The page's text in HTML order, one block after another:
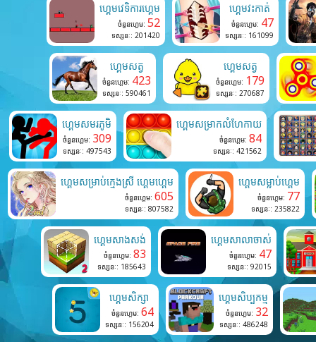
ហ្គេមវេទិការហ្គេម
ចំនួនហ្គេម: 52
ទស្សនៈ: 201420
ហ្គេមវះកាត់
ចំនួនហ្គេម: 47
ទស្សនៈ: 161099
ហ្គេមសត្វ
ចំនួនហ្គេម: 423
ទស្សនៈ: 590461
ហ្គេមសត្វ
ចំនួនហ្គេម: 179
ទស្សនៈ: 270687
ហ្គេមសមរភូមិ
ចំនួនហ្គេម: 309
ទស្សនៈ: 497543
ហ្គេមសម្រាកលំហែកាយ
ចំនួនហ្គេម: 84
ទស្សនៈ: 421562
ហ្គេមសម្រាប់ក្មេងស្រី ហ្គេមហ្គេម
ចំនួនហ្គេម: 605
ទស្សនៈ: 807582
ហ្គេមសម្លាប់ហ្គេម
ចំនួនហ្គេម: 77
ទស្សនៈ: 235822
ហ្គេមសាងសង់
ចំនួនហ្គេម: 83
ទស្សនៈ: 185643
ហ្គេមសាលាចាស់
ចំនួនហ្គេម: 47
ទស្សនៈ: 92015
ហ្គេមសិក្សា
ចំនួនហ្គេម: 64
ទស្សនៈ: 156204
ហ្គេមសិប្បកម្ម
ចំនួនហ្គេម: 32
ទស្សនៈ: 486248